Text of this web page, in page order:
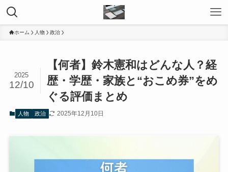
ホーム 人物 政治
【何者】鈴木憲和はどんな人？経
歴・学歴・家族と“おこめ券”をめ
ぐる評価まとめ
2025
12/10
人物 政治 2025年12月10日